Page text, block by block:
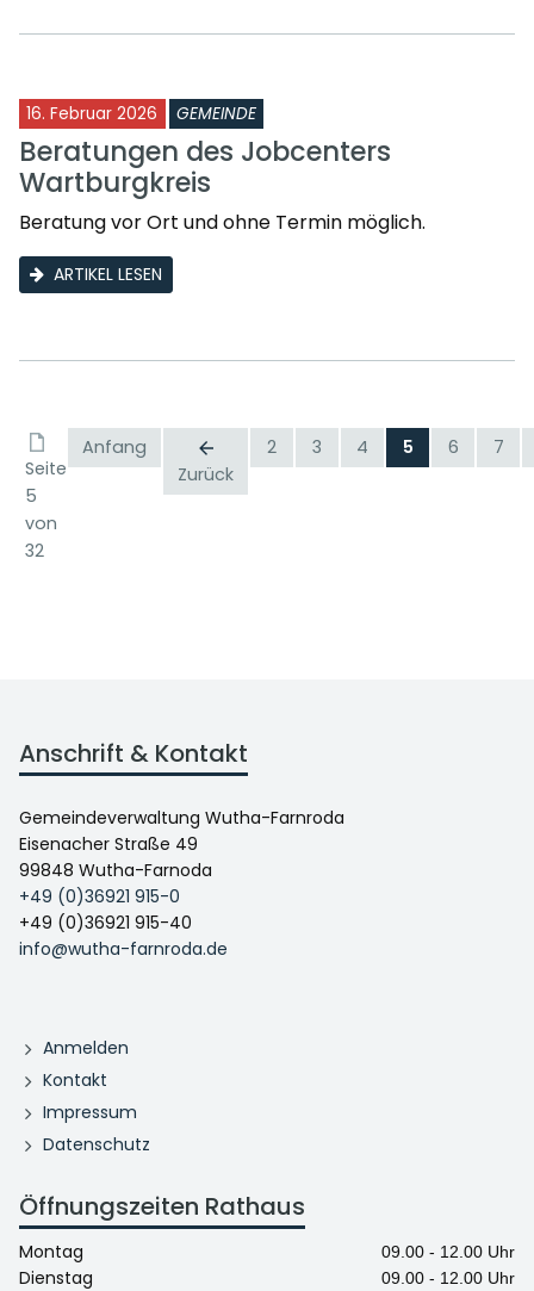
16. Februar 2026 GEMEINDE
Beratungen des Jobcenters
Wartburgkreis
Beratung vor Ort und ohne Termin möglich.
ARTIKEL LESEN
Seite
5
von
32
Anfang
Zurück
2 3 4 5 6 7
Anschrift & Kontakt
Gemeindeverwaltung Wutha-Farnroda
Eisenacher Straße 49
99848 Wutha-Farnoda
+49 (0)36921 915-0
+49 (0)36921 915-40
info@wutha-farnroda.de
Anmelden
Kontakt
Impressum
Datenschutz
Öffnungszeiten Rathaus
Montag 09.00 - 12.00 Uhr
Dienstag
09.00 - 12.00 Uhr